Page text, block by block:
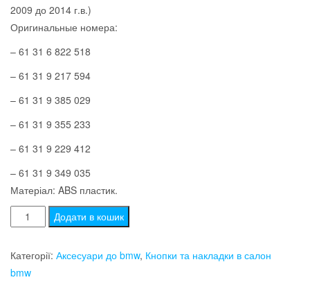
2009 до 2014 г.в.)
Оригинальные номера:
– 61 31 6 822 518
– 61 31 9 217 594
– 61 31 9 385 029
– 61 31 9 355 233
– 61 31 9 229 412
– 61 31 9 349 035
Матеріал: ABS пластик.
Кнопка
стояночного
Додати в кошик
Категорії: Аксесуари до bmw, Кнопки та накладки в салон
bmw